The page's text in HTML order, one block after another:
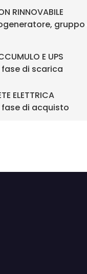
RINNOVABILE
E UPS
fase di scarica
ELETTRICA
fase di acquisto